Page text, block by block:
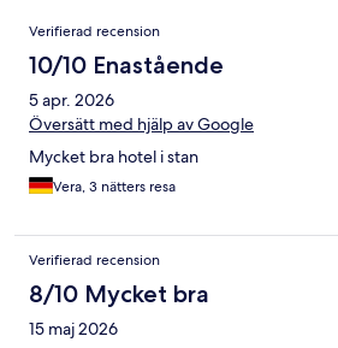
Recensioner
Verifierad recension
10/10 Enastående
5 apr. 2026
Översätt med hjälp av Google
Mycket bra hotel i stan
Vera, 3 nätters resa
Verifierad recension
8/10 Mycket bra
15 maj 2026